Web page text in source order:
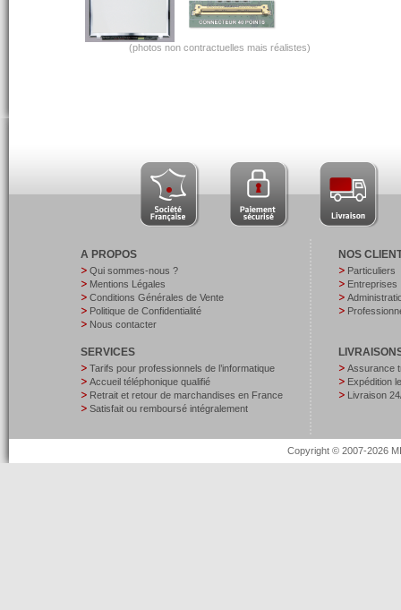
(photos non contractuelles mais réalistes)
A PROPOS
Qui sommes-nous ?
Mentions Légales
Conditions Générales de Vente
Politique de Confidentialité
Nous contacter
SERVICES
Tarifs pour professionnels de l’informatique
Accueil téléphonique qualifié
Retrait et retour de marchandises en France
Satisfait ou remboursé intégralement
NOS
Particuliers
Entreprises
Assurance
Expédition
Livraison
Copyright © 2007-2026